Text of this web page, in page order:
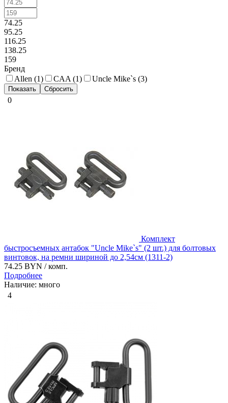
74.25
95.25
116.25
138.25
159
Бренд
Allen (1) CAA (1) Uncle Mike`s (3)
0
Комплект
быстросъемных антабок "Uncle Mike`s" (2 шт.) для болтовых
винтовок, на ремни шириной до 2,54см (1311-2)
74.25 BYN / комп.
Подробнее
Наличие: много
4